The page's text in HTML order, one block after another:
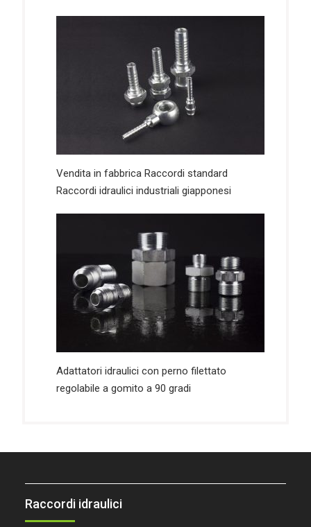
Vendita in fabbrica Raccordi standard
Raccordi idraulici industriali giapponesi
Adattatori idraulici con perno filettato
regolabile a gomito a 90 gradi
Raccordi idraulici